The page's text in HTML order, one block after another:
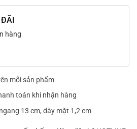
ĐÃI
hàng
mỗi sản phẩm
toán khi nhận hàng
13 cm, dày mặt 1,2 cm